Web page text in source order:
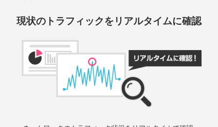
現状のトラフィックを リアルタイムに確認